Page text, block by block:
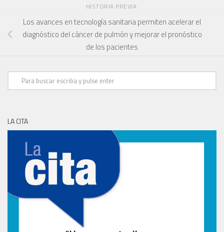
HISTORIA PREVIA
Los avances en tecnología sanitaria permiten acelerar el
diagnóstico del cáncer de pulmón y mejorar el pronóstico
de los pacientes
LA CITA